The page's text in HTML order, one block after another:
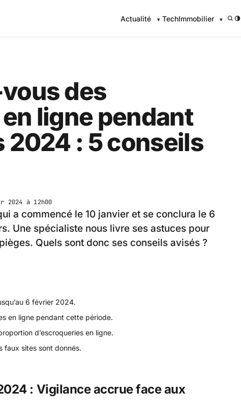
Actualité TechImmobilier /
des
ligne pendant
2024 : 5 conseils
2024 à 12h00
a commencé le 10 janvier et se conclura le 6
Une spécialiste nous livre ses astuces pour
Quels sont donc ses conseils avisés ?
6 février 2024.
en ligne pendant cette période.
d’escroqueries en ligne.
faux sites sont donnés.
: Vigilance accrue face aux